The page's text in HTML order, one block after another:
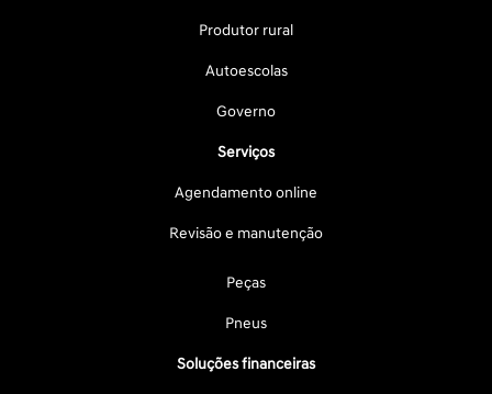
Produtor rural
Autoescolas
Governo
Serviços
Agendamento online
Revisão e manutenção
Peças
Pneus
Soluções financeiras